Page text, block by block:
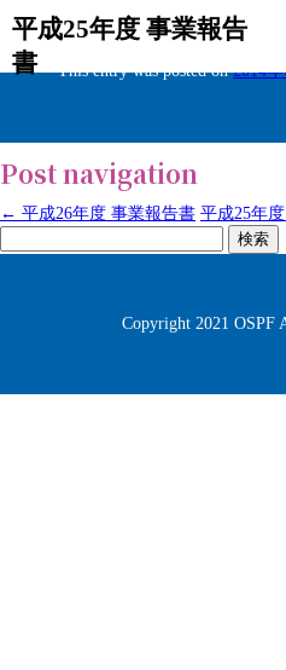
平成25年度 事業報告
書
This entry was posted on2014
Post navigation
← 平成26年度 事業報告書 平成25年
索:
Copyright 2021 OSPF